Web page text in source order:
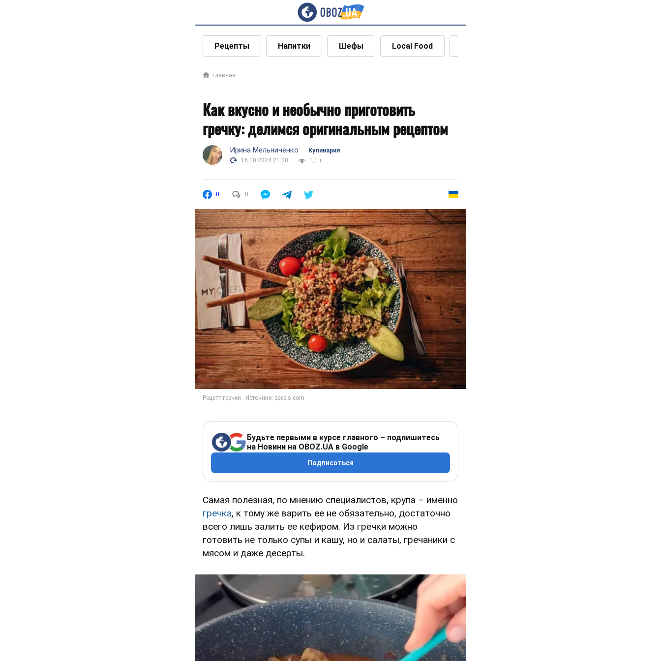
Рецепты Напитки Шефы Local Food
Главная
Как вкусно и необычно приготовить
гречку: делимся оригинальным рецептом
Ирина Мельниченко
Кулинария
16.10.2024 21:00
1,1 т.
0 0
Будьте первыми в курсе главного – подпишитесь
на Новини на OBOZ.UA в Google
Подписаться
Самая полезная, по мнению специалистов, крупа – именно
гречка, к тому же варить ее не обязательно, достаточно
всего лишь залить ее кефиром. Из гречки можно
готовить не только супы и кашу, но и салаты, гречаники с
мясом и даже десерты.